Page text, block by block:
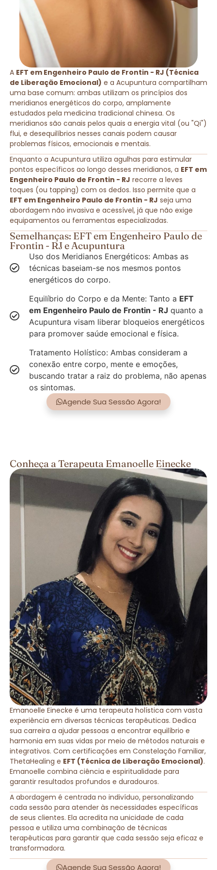
A EFT em Engenheiro Paulo de Frontin - RJ (Técnica
de Liberação Emocional) e a Acupuntura compartilham
uma base comum: ambas utilizam os princípios dos
meridianos energéticos do corpo, amplamente
estudados pela medicina tradicional chinesa. Os
meridianos são canais pelos quais a energia vital (ou "Qi")
flui, e desequilíbrios nesses canais podem causar
problemas físicos, emocionais e mentais.
Enquanto a Acupuntura utiliza agulhas para estimular
pontos específicos ao longo desses meridianos, a EFT em
Engenheiro Paulo de Frontin - RJ recorre a leves
toques (ou tapping) com os dedos. Isso permite que a
EFT em Engenheiro Paulo de Frontin - RJ seja uma
abordagem não invasiva e acessível, já que não exige
equipamentos ou ferramentas especializadas.
Semelhanças: EFT em Engenheiro Paulo de
Frontin - RJ e Acupuntura
Uso dos Meridianos Energéticos: Ambas as
técnicas baseiam-se nos mesmos pontos
energéticos do corpo.
Equilíbrio do Corpo e da Mente: Tanto a EFT
em Engenheiro Paulo de Frontin - RJ quanto a
Acupuntura visam liberar bloqueios energéticos
para promover saúde emocional e física.
Tratamento Holístico: Ambas consideram a
conexão entre corpo, mente e emoções,
buscando tratar a raiz do problema, não apenas
os sintomas.
Agende Sua Sessão Agora!
Conheça a Terapeuta Emanoelle Einecke
Emanoelle Einecke é uma terapeuta holística com vasta
experiência em diversas técnicas terapêuticas. Dedica
sua carreira a ajudar pessoas a encontrar equilíbrio e
harmonia em suas vidas por meio de métodos naturais e
integrativos. Com certificações em Constelação Familiar,
ThetaHealing e EFT (Técnica de Liberação Emocional).
Emanoelle combina ciência e espiritualidade para
garantir resultados profundos e duradouros.
A abordagem é centrada no indivíduo, personalizando
cada sessão para atender às necessidades específicas
de seus clientes. Ela acredita na unicidade de cada
pessoa e utiliza uma combinação de técnicas
terapêuticas para garantir que cada sessão seja eficaz e
transformadora.
Agende Sua Sessão Agora!